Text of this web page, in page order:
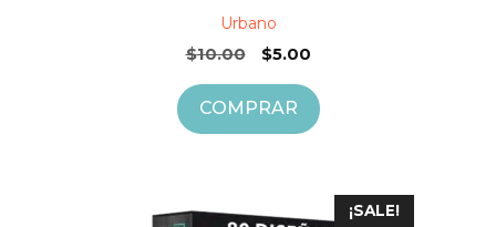
Urbano
$10.00
El
original
$5.00El
actual
es:
COMPRAR
¡SALE!